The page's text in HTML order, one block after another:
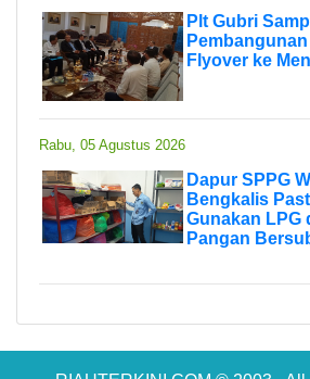
Plt Gubri
Flyover ke
Rabu, 05 Agustus 2026
Dapur SPPG
Bengkalis
Gunakan LPG
Pangan